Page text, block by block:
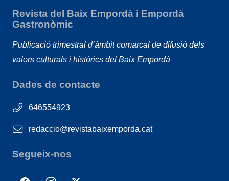
Revista del Baix Empordà i Empordà
Gastronòmic
Publicació trimestral d’àmbit comarcal de difusió dels
valors culturals i històrics del Baix Empordà
Dades de contacte
646554923
redaccio@revistabaixemporda.cat
Segueix-nos